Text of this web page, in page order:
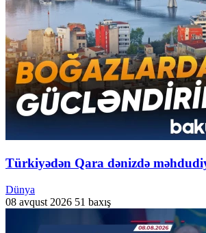
Türkiyədən Qara dənizdə
Dünya
08 avqust 2026 51 baxış